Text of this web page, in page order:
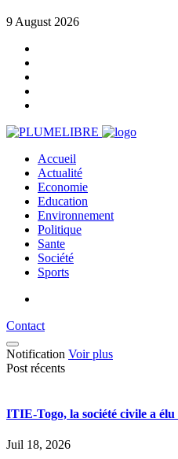
9 August 2026
Accueil
Actualité
Economie
Education
Environnement
Politique
Sante
Société
Sports
Contact
Notification Voir plus
Post récents
ITIE-Togo, la société civile a élu
Juil 18, 2026